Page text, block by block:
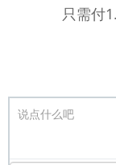
只需付
说点什么吧